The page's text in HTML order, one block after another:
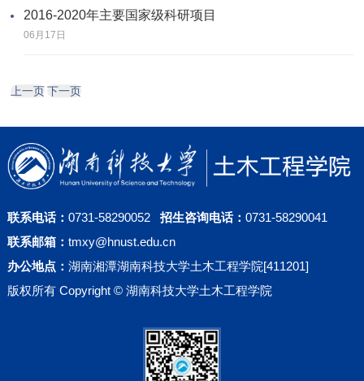
2016-2020年主要国家级科研项目
06月17日
上一页 下一页
联系电话： 0731-58290052 招生咨询电话： 0731-58290041
联系邮箱： tmxy@hnust.edu.cn
办公地点： 湖南湘潭湖南科技大学土木工程学院[411201]
版权所有 Copyright © 湖南科技大学土木工程学院